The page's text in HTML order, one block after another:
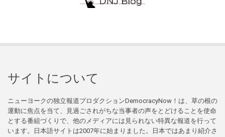
サイトについて
ニューヨークの独立報道プロダクションDemocracyNow！は、草の根の
運動に焦点を当て、見過ごされがちな当事者の声をとどけることを使命
とする番組づくりで、他のメディアには見られない特異な報道を行って
います。日本語サイトは2007年に始まりました。日本ではあまり紹介さ